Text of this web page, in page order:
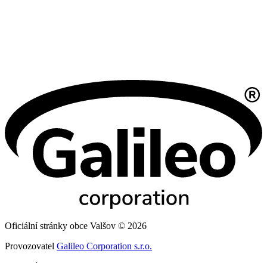
Oficiální stránky obce Valšov © 2026
Provozovatel Galileo Corporation s.r.o.